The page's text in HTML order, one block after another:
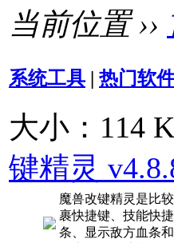
当前位置 ››
系统工具 | 热门软
大小：114
键精灵
魔兽改键精灵是比
裹快捷键、技能快
条、显示敌方血条